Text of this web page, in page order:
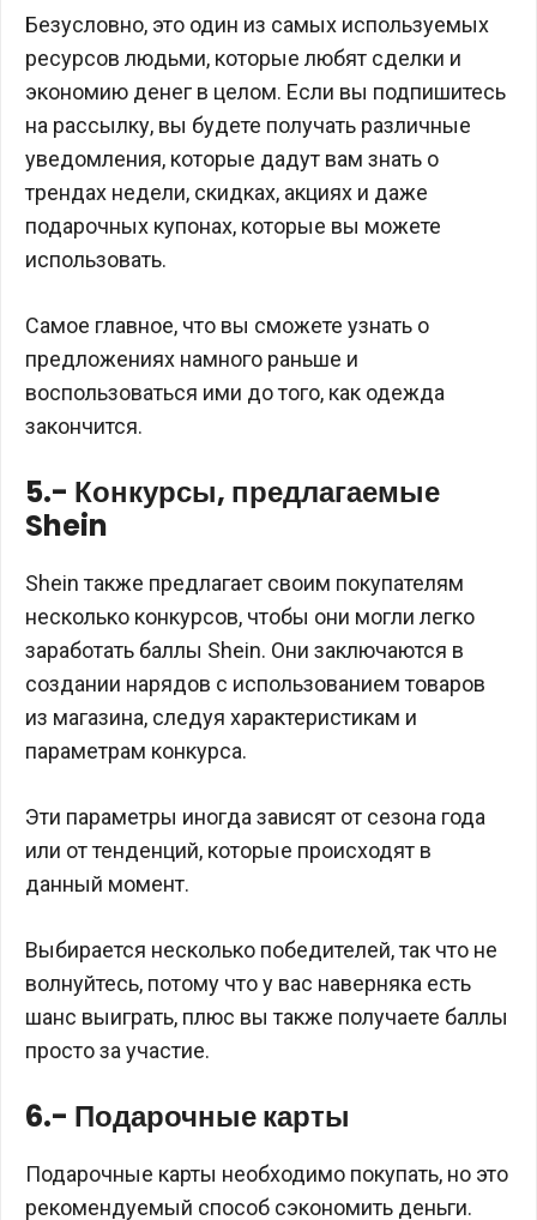
Безусловно, это один из самых используемых
ресурсов людьми, которые любят сделки и
экономию денег в целом. Если вы подпишитесь
на рассылку, вы будете получать различные
уведомления, которые дадут вам знать о
трендах недели, скидках, акциях и даже
подарочных купонах, которые вы можете
использовать.
Самое главное, что вы сможете узнать о
предложениях намного раньше и
воспользоваться ими до того, как одежда
закончится.
5.- Конкурсы, предлагаемые
Shein
Shein также предлагает своим покупателям
несколько конкурсов, чтобы они могли легко
заработать баллы Shein. Они заключаются в
создании нарядов с использованием товаров
из магазина, следуя характеристикам и
параметрам конкурса.
Эти параметры иногда зависят от сезона года
или от тенденций, которые происходят в
данный момент.
Выбирается несколько победителей, так что не
волнуйтесь, потому что у вас наверняка есть
шанс выиграть, плюс вы также получаете баллы
просто за участие.
6.- Подарочные карты
Подарочные карты необходимо покупать, но это
рекомендуемый способ сэкономить деньги.